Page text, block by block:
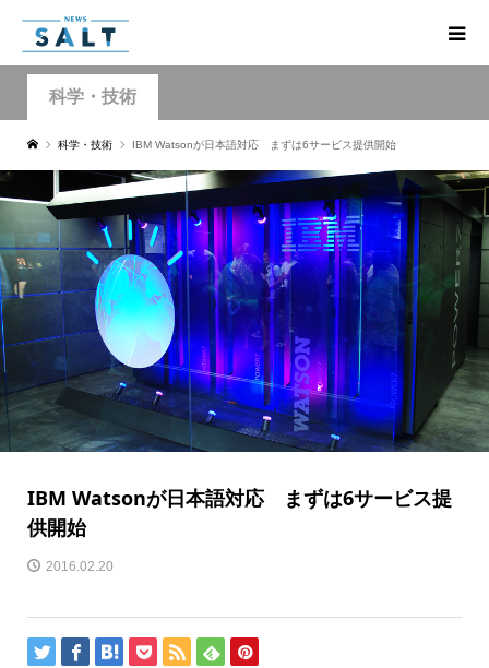
科学・技術
科学・技術 IBM Watsonが日本語対応 まずは6サービス提供開始
IBM Watsonが日本語対応 まずは6サービス提
供開始
2016.02.20